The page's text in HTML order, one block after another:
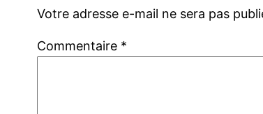
Votre adresse e-mail ne sera pas
Commentaire *